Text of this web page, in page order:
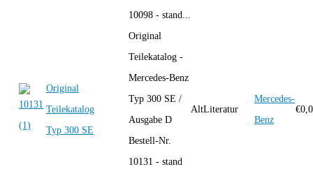
10098 - stand...
Original
Teilekatalog
Typ 300 SE
Original
Teilekatalog -
Mercedes-Benz
Typ 300 SE /
Ausgabe D
Bestell-Nr.
10131 - stand
AltLiteratur
Mercedes-
Benz
€